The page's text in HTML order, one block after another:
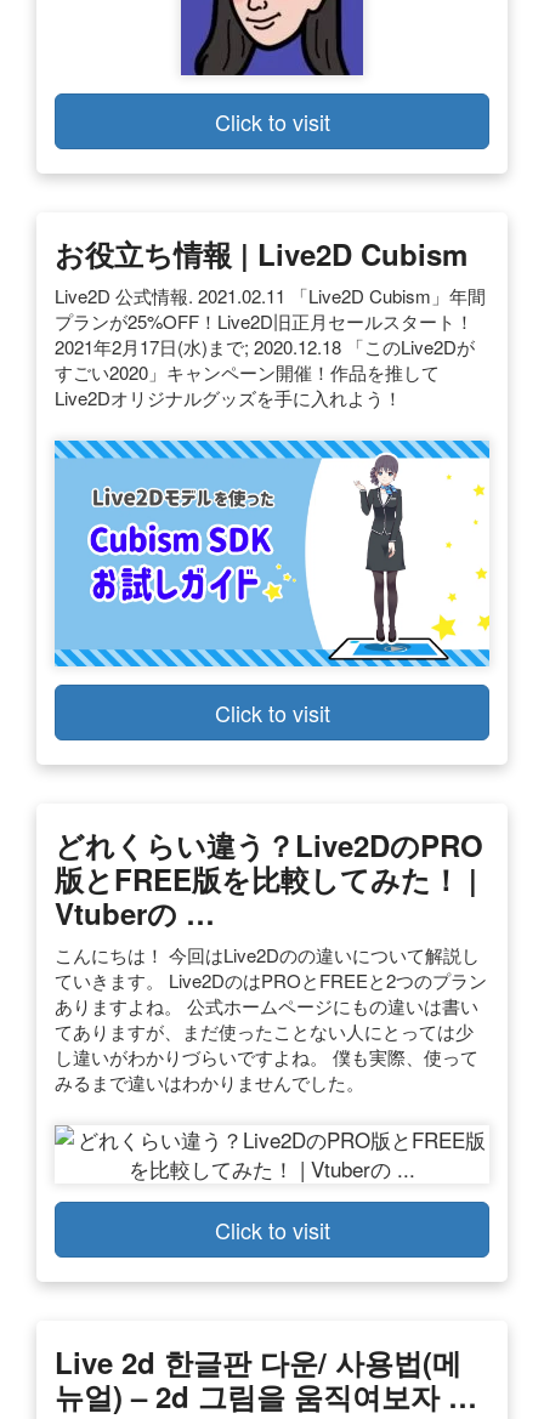
Click to visit
お役立ち情報 | Live2D Cubism
Live2D 公式情報. 2021.02.11 「Live2D Cubism」年間
プランが25%OFF！Live2D旧正月セールスタート！
2021年2月17日(水)まで; 2020.12.18 「このLive2Dが
すごい2020」キャンペーン開催！作品を推して
Live2Dオリジナルグッズを手に入れよう！
Click to visit
どれくらい違う？Live2DのPRO
版とFREE版を比較してみた！ |
Vtuberの …
こんにちは！ 今回はLive2Dのの違いについて解説し
ていきます。 Live2DのはPROとFREEと2つのプラン
ありますよね。 公式ホームページにもの違いは書い
てありますが、まだ使ったことない人にとっては少
し違いがわかりづらいですよね。 僕も実際、使って
みるまで違いはわかりませんでした。
Click to visit
Live 2d 한글판 다운/ 사용법(메
뉴얼) – 2d 그림을 움직여보자 …